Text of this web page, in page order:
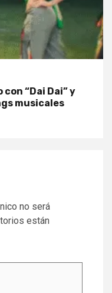
“Dai Dai” y
musicales
no será
están